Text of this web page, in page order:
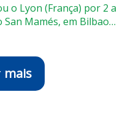
o Lyon (França) por 2 a
San Mamés, em Bilbao…
mais